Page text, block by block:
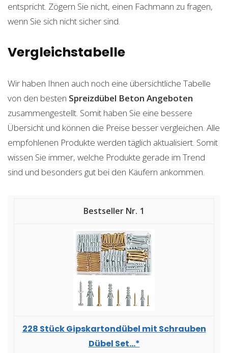
entspricht. Zögern Sie nicht, einen Fachmann zu fragen,
wenn Sie sich nicht sicher sind.
Vergleichstabelle
Wir haben Ihnen auch noch eine übersichtliche Tabelle
von den besten Spreizdübel Beton Angeboten
zusammengestellt. Somit haben Sie eine bessere
Übersicht und können die Preise besser vergleichen. Alle
empfohlenen Produkte werden täglich aktualisiert. Somit
wissen Sie immer, welche Produkte gerade im Trend
sind und besonders gut bei den Käufern ankommen.
1
228 Stück Gipskartondübel mit Schrauben
Dübel Set...*